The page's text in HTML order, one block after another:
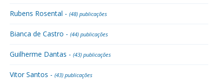
Rubens Rosental - (48) publicações
Bianca de Castro - (44) publicações
Guilherme Dantas - (43) publicações
Vitor Santos - (43) publicações